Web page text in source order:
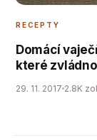
RECEPTY
Domácí
které
29. 11. 2017 2.8K